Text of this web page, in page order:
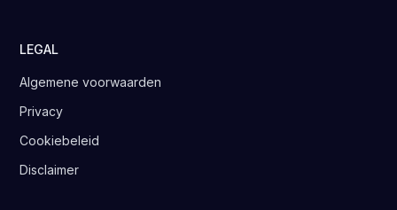
LEGAL
Algemene voorwaarden
Privacy
Cookiebeleid
Disclaimer